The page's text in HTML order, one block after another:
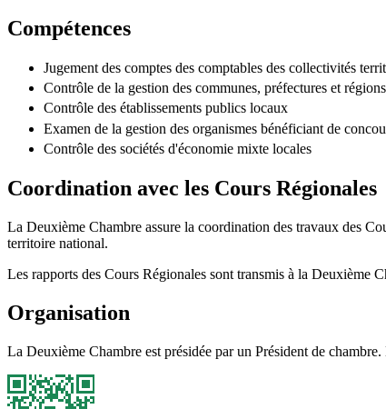
Compétences
Jugement des comptes des comptables des collectivités
Contrôle de la gestion des communes, préfectures et régions
Contrôle des établissements publics locaux
Examen de la gestion des organismes bénéficiant de
Contrôle des sociétés d'économie mixte locales
Coordination avec les Cours Régionales
La Deuxième Chambre assure la coordination des travaux des
territoire national.
Les rapports des Cours Régionales sont transmis à la Deuxième
Organisation
La Deuxième Chambre est présidée par un Président de